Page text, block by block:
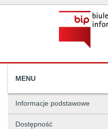
MENU
Informacje podstawowe
Dostępność